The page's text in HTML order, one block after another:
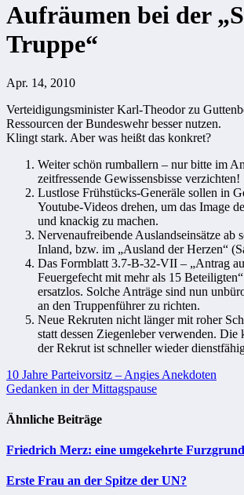
Aufräumen bei der
Truppe“
Apr. 14, 2010
Verteidigungsminister Karl-Theodor zu
Ressourcen der Bundeswehr besser nutzen.
Klingt stark. Aber was heißt das konkret?
Weiter schön rumballern – nur bitte im
zeitfressende Gewissensbisse verzichten!
Lustlose Frühstücks-Generäle sollen in
Youtube-Videos drehen, um das Image
und knackig zu machen.
Nervenaufreibende Auslandseinsätze ab
Inland, bzw. im „Ausland der Herzen“
Das Formblatt 3.7-B-32-VII – „Antrag
Feuergefecht mit mehr als 15
ersatzlos. Solche Anträge sind nun
an den Truppenführer zu richten.
Neue Rekruten nicht länger mit roher
statt dessen Ziegenleber verwenden. Die
der Rekrut ist schneller wieder
Beitragsnavigation
10 Jahre Parteivorsitz – Angies Anekdoten
Gedanken in der Mittagspause
Ähnliche Beiträge
Friedrich Merz: eine umgekehrte
Erste Frau an der Spitze der UN?